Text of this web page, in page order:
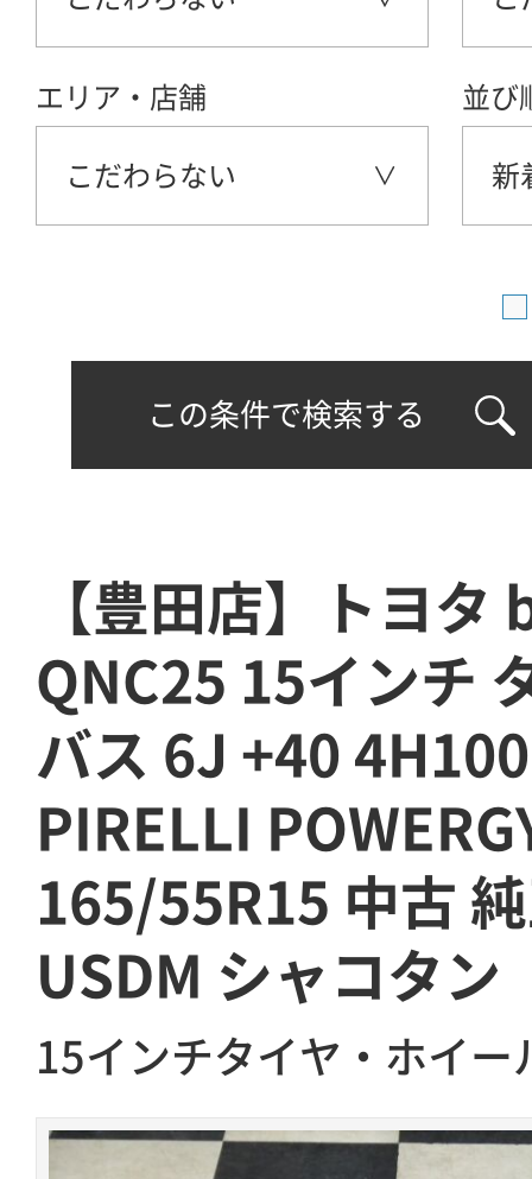
エリア・店舗
こだわらない
並び
新
この条件で検索する
【豊田店】トヨタ
QNC25 15インチ
バス 6J +40
PIRELLI
165/55R15 中古
USDM シャコタン
15インチタイヤ・ホイー